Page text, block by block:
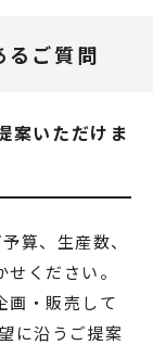
るご質問
案いただけま
算、生産数、
ください。
画・販売して
に沿うご提案